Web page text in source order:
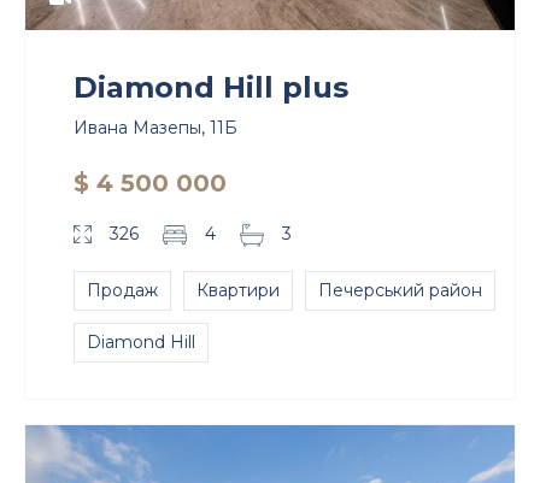
Diamond Hill plus
Ивана Мазепы, 11Б
$ 4 500 000
326 4 3
Продаж Квартири Печерський район
Diamond Hill